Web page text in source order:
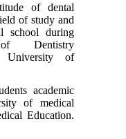
of dental
of study and
school during
Dentistry
University of
academic
of medical
Education.